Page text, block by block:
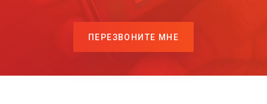
ПЕРЕЗВОНИТЕ МНЕ